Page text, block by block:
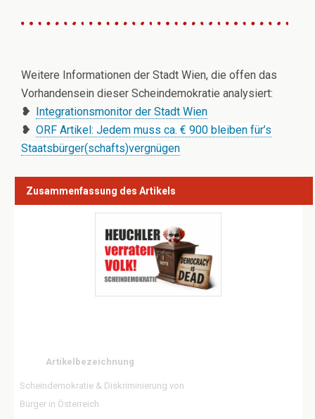
Weitere Informationen der Stadt Wien, die offen das
Vorhandensein dieser Scheindemokratie analysiert:
❥ Integrationsmonitor der Stadt Wien
❥ ORF Artikel: Jedem muss ca. € 900 bleiben für’s
Staatsbürger(schafts)vergnügen
Zusammenfassung des Artikels
Artikelbezeichnung
Scheindemokratie & Diskriminierung von
Bürger in Österreich